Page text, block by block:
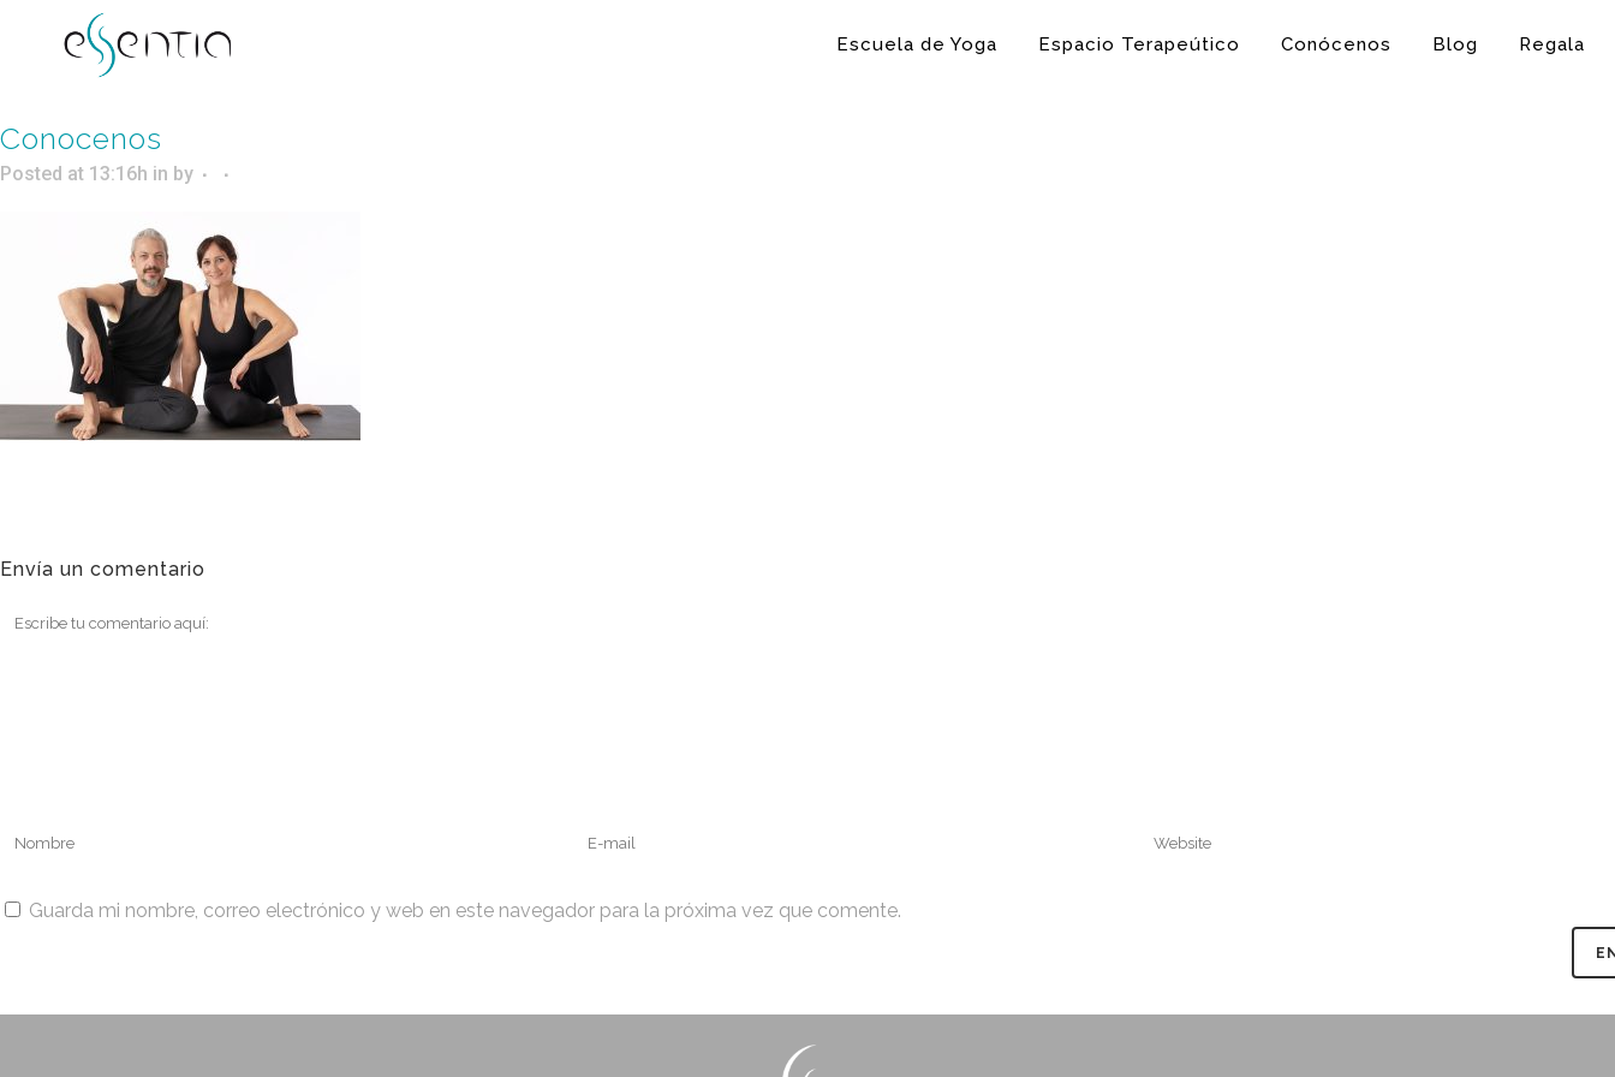
Escuela de Yoga Espacio Terapeútico Conócenos Blog Regala
Conocenos
Posted at 13:16h in by
Envía un comentario
Guarda mi nombre, correo electrónico y web en este navegador para la próxima vez que comente.